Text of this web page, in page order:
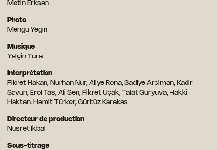
Metin Erksan
Photo
Mengü Yegin
Musique
Yalçin Tura
Interprétation
Fikret Hakan, Nurhan Nur, Aliye Rona, Sadiye Arciman, Kadir
Savun, Erol Tas, Ali Sen, Fikret Uçak, Talat Güryuva, Hakki
Haktan, Hamit Türker, Gürbüz Karakas
Directeur de production
Nusret Ikbal
Sous-titrage